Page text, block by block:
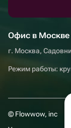
Офис в Москве
г. Москва,
Режим работы:
© Flowwow, inc